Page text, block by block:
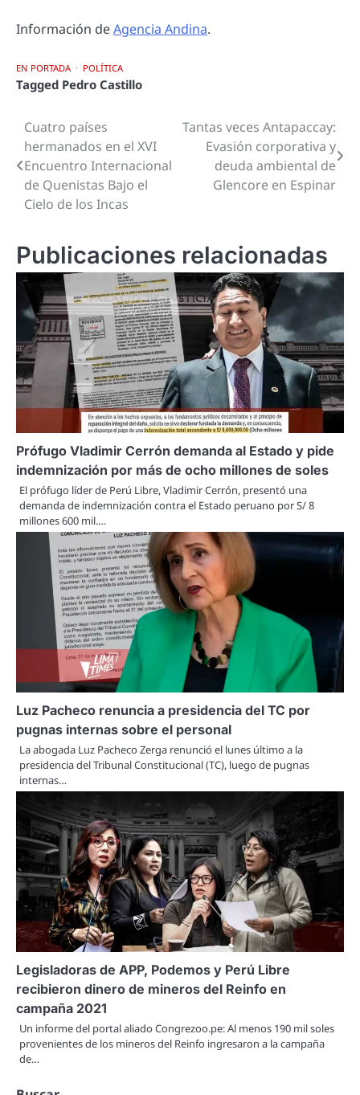
Información deAgencia Andina.
EN PORTADA POLÍTICA
Tagged Pedro Castillo
Navegación
de
entradas
Cuatro países
hermanados en el XVI
Encuentro Internacional
de Quenistas Bajo el
Cielo de los Incas
Tantas veces Antapaccay:
Evasión corporativa y
deuda ambiental de
Glencore en Espinar
Publicaciones relacionadas
Prófugo Vladimir Cerrón demanda al Estado y pide
indemnización por más de ocho millones de soles
El prófugo líder de Perú Libre, Vladimir Cerrón, presentó una
demanda de indemnización contra el Estado peruano por S/ 8
millones 600 mil.…
Luz Pacheco renuncia a presidencia del TC por
pugnas internas sobre el personal
La abogada Luz Pacheco Zerga renunció el lunes último a la
presidencia del Tribunal Constitucional (TC), luego de pugnas
internas…
Legisladoras de APP, Podemos y Perú Libre
recibieron dinero de mineros del Reinfo en
campaña 2021
Un informe del portal aliado Congrezoo.pe: Al menos 190 mil soles
provenientes de los mineros del Reinfo ingresaron a la campaña
de…